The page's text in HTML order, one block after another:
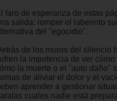
faro de esperanza de estas
salida: romper el laberinto
del "egocidio".
de los muros del silencio
la impotencia de ver
la muerte o el "auto daño"
de aliviar el dolor y el
aprender a gestionar
cuales nadie está